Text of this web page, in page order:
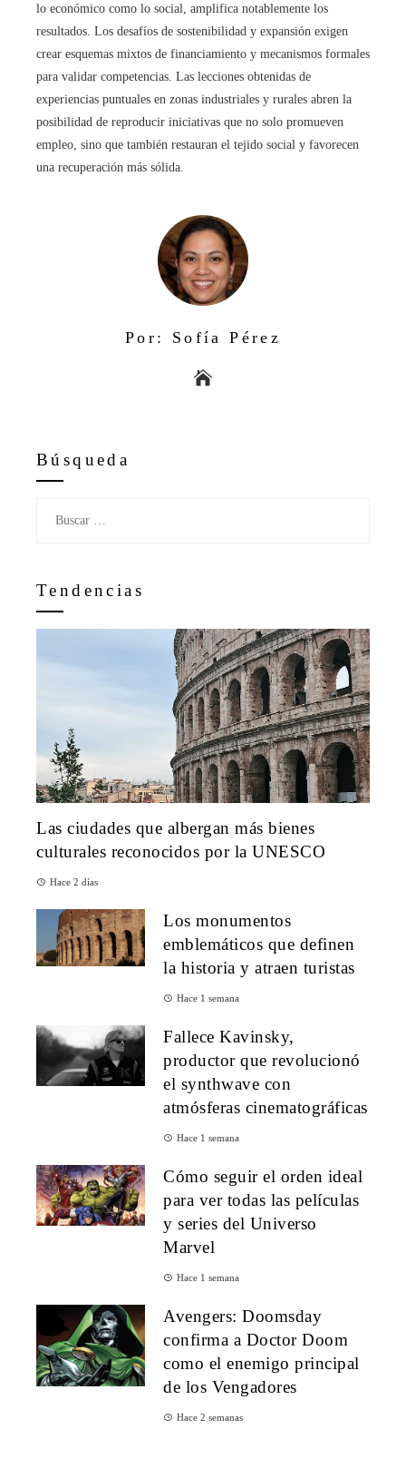
lo económico como lo social, amplifica notablemente los
resultados. Los desafíos de sostenibilidad y expansión exigen
crear esquemas mixtos de financiamiento y mecanismos formales
para validar competencias. Las lecciones obtenidas de
experiencias puntuales en zonas industriales y rurales abren la
posibilidad de reproducir iniciativas que no solo promueven
empleo, sino que también restauran el tejido social y favorecen
una recuperación más sólida.
Por: Sofía Pérez
Búsqueda
Tendencias
Las ciudades que albergan más bienes
culturales reconocidos por la UNESCO
Hace 2 días
Los monumentos
emblemáticos que definen
la historia y atraen turistas
Hace 1 semana
Fallece Kavinsky,
productor que revolucionó
el synthwave con
atmósferas cinematográficas
Hace 1 semana
Cómo seguir el orden ideal
para ver todas las películas
y series del Universo
Marvel
Hace 1 semana
Avengers: Doomsday
confirma a Doctor Doom
como el enemigo principal
de los Vengadores
Hace 2 semanas